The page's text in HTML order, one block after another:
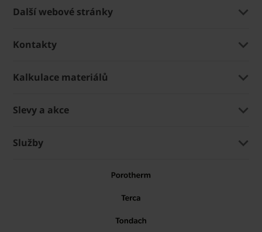
Další webové stránky
Kontakty
Kalkulace materiálů
Slevy a akce
Služby